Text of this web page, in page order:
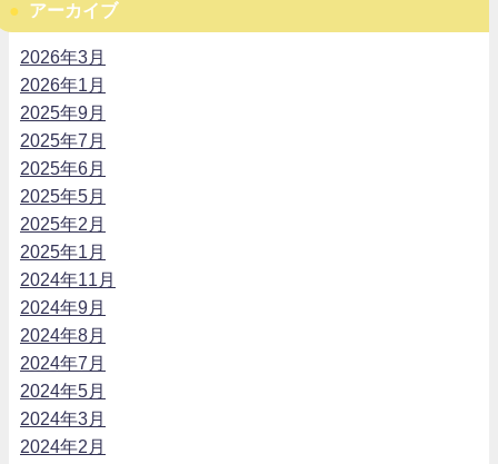
アーカイブ
2026年3月
2026年1月
2025年9月
2025年7月
2025年6月
2025年5月
2025年2月
2025年1月
2024年11月
2024年9月
2024年8月
2024年7月
2024年5月
2024年3月
2024年2月